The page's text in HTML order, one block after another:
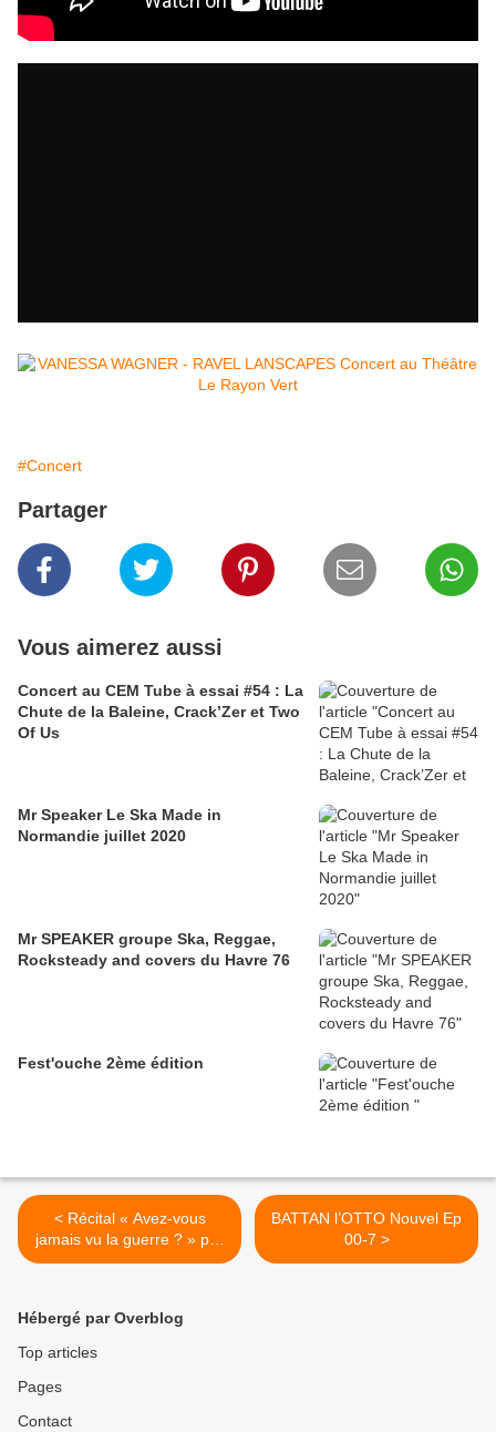
#Concert
Partager
Vous aimerez aussi
Concert au CEM Tube à essai #54 : La
Chute de la Baleine, Crack’Zer et Two
Of Us
Mr Speaker Le Ska Made in
Normandie juillet 2020
Mr SPEAKER groupe Ska, Reggae,
Rocksteady and covers du Havre 76
Fest'ouche 2ème édition
< Récital « Avez-vous
jamais vu la guerre ? » par
Catherine Sauvage et
BATTAN l’OTTO Nouvel Ep
00-7 >
Hébergé par Overblog
Top articles
Pages
Contact